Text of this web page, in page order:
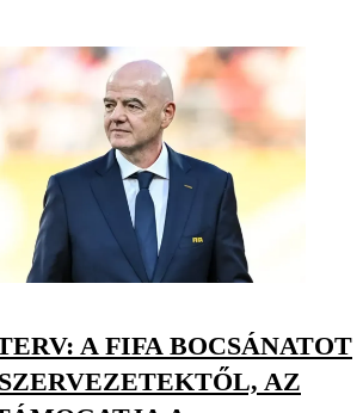
A FIFA BOCSÁNATOT
AZ